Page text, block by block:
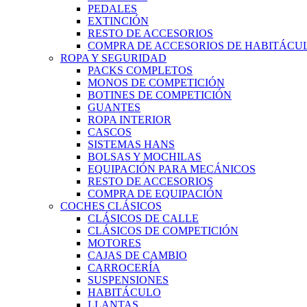
PEDALES
EXTINCIÓN
RESTO DE ACCESORIOS
COMPRA DE ACCESORIOS DE
ROPA Y SEGURIDAD
PACKS COMPLETOS
MONOS DE COMPETICIÓN
BOTINES DE COMPETICIÓN
GUANTES
ROPA INTERIOR
CASCOS
SISTEMAS HANS
BOLSAS Y MOCHILAS
EQUIPACIÓN PARA MECÁNICOS
RESTO DE ACCESORIOS
COMPRA DE EQUIPACIÓN
COCHES CLÁSICOS
CLÁSICOS DE CALLE
CLÁSICOS DE COMPETICIÓN
MOTORES
CAJAS DE CAMBIO
CARROCERÍA
SUSPENSIONES
HABITÁCULO
LLANTAS